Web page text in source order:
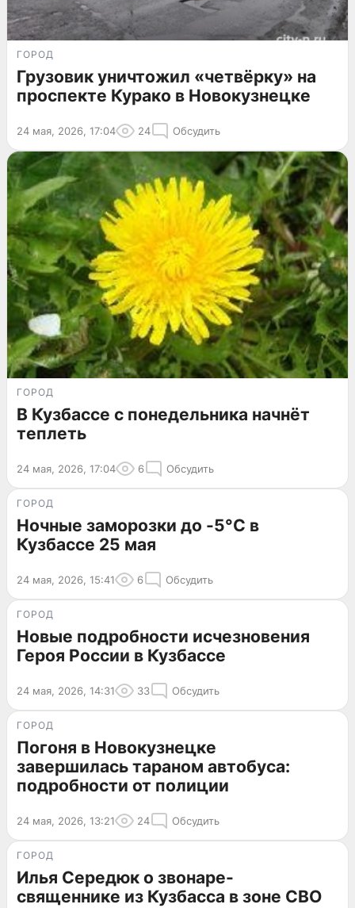
ГОРОД
Грузовик уничтожил «четвёрку» на
проспекте Курако в Новокузнецке
24 мая, 2026, 17:04 24 Обсудить
ГОРОД
В Кузбассе с понедельника начнёт
теплеть
24 мая, 2026, 17:04 6 Обсудить
ГОРОД
Ночные заморозки до -5°C в
Кузбассе 25 мая
24 мая, 2026, 15:41 6 Обсудить
ГОРОД
Новые подробности исчезновения
Героя России в Кузбассе
24 мая, 2026, 14:31 33 Обсудить
ГОРОД
Погоня в Новокузнецке
завершилась тараном автобуса:
подробности от полиции
24 мая, 2026, 13:21 24 Обсудить
ГОРОД
Илья Середюк о звонаре-
священнике из Кузбасса в зоне СВО